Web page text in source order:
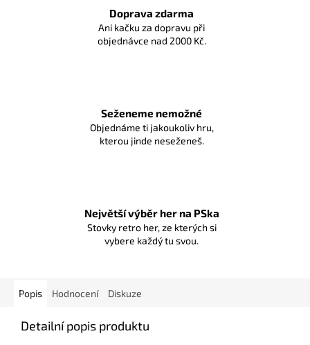
Doprava zdarma
Ani kačku za dopravu při
objednávce nad 2000 Kč.
Seženeme nemožné
Objednáme ti jakoukoliv hru,
kterou jinde neseženeš.
Největší výběr her na PSka
Stovky retro her, ze kterých si
vybere každý tu svou.
Popis Hodnocení Diskuze
Detailní popis produktu